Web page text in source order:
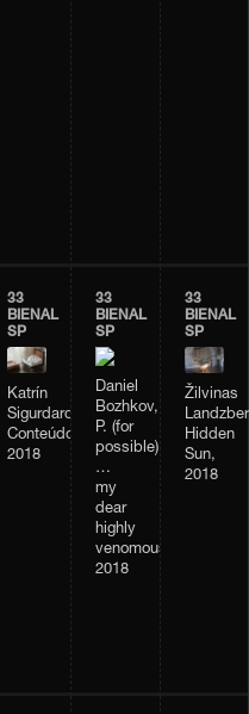
33
BIENAL
SP
Katrín
Sigurdardóttir,
Conteúdo,
2018
33
BIENAL
SP
Daniel
Bozhkov,
P. (for
possible)
…
my
dear
highly
venomous,
2018
33
BIENAL
SP
Žilvinas
Hidden
Sun,
2018